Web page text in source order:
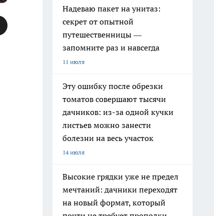
Надеваю пакет на унитаз:
секрет от опытной
путешественницы —
запомните раз и навсегда
11 июля
Эту ошибку после обрезки
томатов совершают тысячи
дачников: из-за одной кучки
листьев можно занести
болезни на весь участок
14 июля
Высокие грядки уже не предел
мечтаний: дачники переходят
на новый формат, который